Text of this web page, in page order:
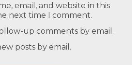
email, and website in this
next time I comment.
up comments by email.
posts by email.